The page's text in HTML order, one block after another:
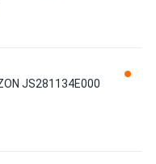
JS281134E000